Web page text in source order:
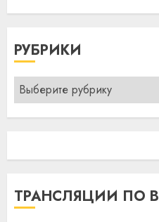
РУБРИКИ
Рубрики
ТРАНСЛЯЦИИ ПО